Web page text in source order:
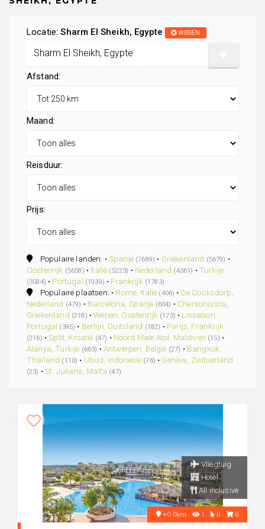
Locatie:Sharm El Sheikh, Egypte WISSEN
Afstand:
Maand:
Reisduur:
Prijs:
Populaire landen: •Spanje (7689) • Griekenland (5679) •
Oostenrijk (5658) • Italië (5223) • Nederland (4361) • Turkije
(3584) • Portugal (1939) • Frankrijk (1783)
Populaire plaatsen: • Rome, Italië (406) • De Cocksdorp,
Nederland (479) • Barcelona, Spanje (604) • Chersonissos,
Griekenland (218) •Wenen, Oostenrijk (173) • Lissabon,
Portugal (395) • Berlijn, Duitsland (182) • Parijs, Frankrijk
(216) •Split, Kroatië (47) • Noord Male Atol, Maldiven (15) •
Alanya, Turkije (663) • Antwerpen, België (27) • Bangkok,
Thailand (110) • Ubud, Indonesie (76) • Genève, Zwitserland
(23) •St. Julians, Malta (47)
Vliegtuig
Hotel
All inclusive
+0.0km 1 0 0